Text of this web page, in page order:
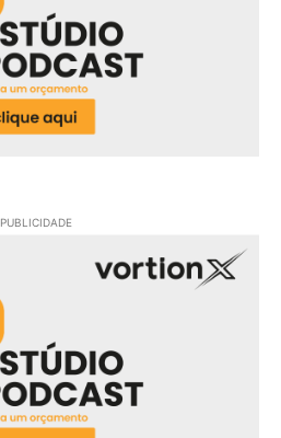
PUBLICIDADE